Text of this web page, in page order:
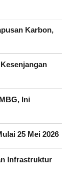
Karbon,
Ini
25 Mei 2026
Infrastruktur